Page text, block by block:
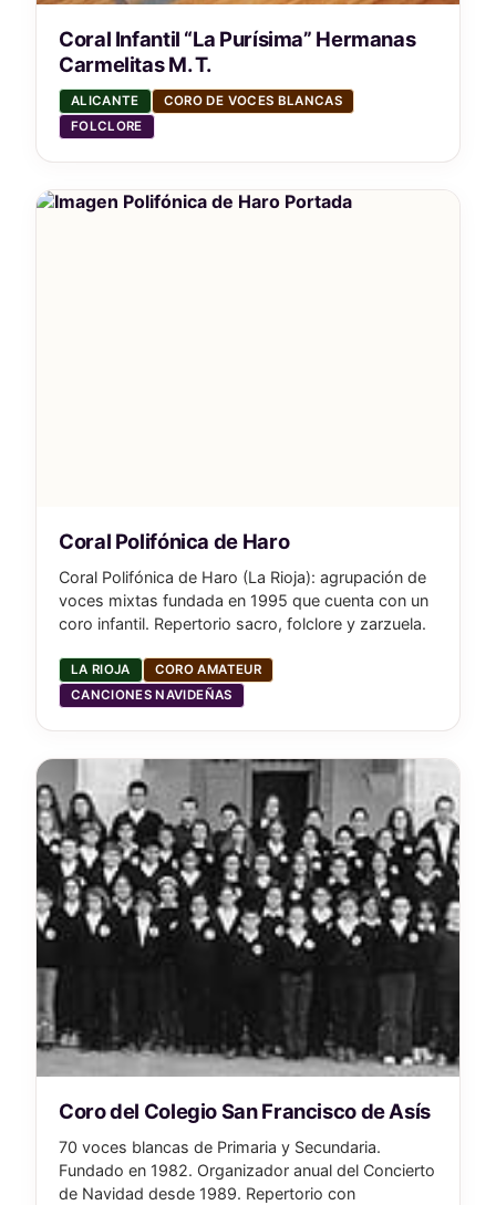
Coral Infantil “La Purísima” Hermanas
Carmelitas M. T.
ALICANTE
CORO DE VOCES BLANCAS
FOLCLORE
Coral Polifónica de Haro
Coral Polifónica de Haro (La Rioja): agrupación de
voces mixtas fundada en 1995 que cuenta con un
coro infantil. Repertorio sacro, folclore y zarzuela.
LA RIOJA
CORO AMATEUR
CANCIONES NAVIDEÑAS
Coro del Colegio San Francisco de Asís
70 voces blancas de Primaria y Secundaria.
Fundado en 1982. Organizador anual del Concierto
de Navidad desde 1989. Repertorio con